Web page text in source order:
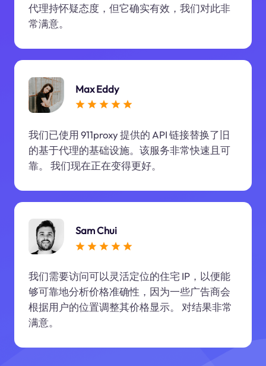
代理持怀疑态度，但它确实有效，我们对此非
常满意。
Max Eddy
我们已使用 911proxy 提供的 API 链接替换了旧
的基于代理的基础设施。该服务非常快速且可
靠。 我们现在正在变得更好。
Sam Chui
我们需要访问可以灵活定位的住宅 IP，以便能
够可靠地分析价格准确性，因为一些广告商会
根据用户的位置调整其价格显示。 对结果非常
满意。